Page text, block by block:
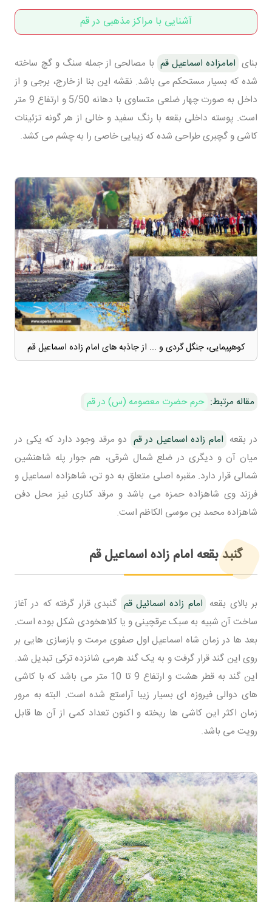
آشنایی با مراکز مذهبی در قم
بنای امامزاده اسماعیل قم با مصالحی از جمله سنگ و گچ ساخته
شده که بسیار مستحکم می باشد. نقشه این بنا از خارج، برجی و از
داخل به صورت چهار ضلعی متساوی با دهانه 5/50 و ارتفاع 9 متر
است. پوسته داخلی بقعه با رنگ سفید و خالی از هر گونه تزئینات
کاشی و گچبری طراحی شده که زیبایی خاصی را به چشم می کشد.
کوهپیمایی، جنگل گردی و ... از جاذبه های امام زاده اسماعیل قم
مقاله مرتبط: حرم حضرت معصومه (س) در قم
در بقعه امام زاده اسماعیل در قم دو مرقد وجود دارد که یکی در
میان آن و دیگری در ضلع شمال شرقی، هم جوار پله شاهنشین
شمالی قرار دارد. مقبره اصلی متعلق به دو تن، شاهزاده اسماعیل و
فرزند وی شاهزاده حمزه می باشد و مرقد کناری نیز محل دفن
شاهزاده محمد بن موسی الکاظم است.
گنبد بقعه امام زاده اسماعیل قم
بر بالای بقعه امام زاده اسمائیل قم گنبدی قرار گرفته که در آغاز
ساخت آن شبیه به سبک عرقچینی و یا کلاهخودی شکل بوده است.
بعد ها در زمان شاه اسماعیل اول صفوی مرمت و بازسازی هایی بر
روی این گند قرار گرفت و به یک گند هرمی شانزده ترکی تبدیل شد.
این گند به قطر هشت و ارتفاع 9 تا 10 متر می باشد که با کاشی
های دوالی فیروزه ای بسیار زیبا آراستع شده است. البته به مرور
زمان اکثر این کاشی ها ریخته و اکنون تعداد کمی از آن ها قابل
رویت می باشد.